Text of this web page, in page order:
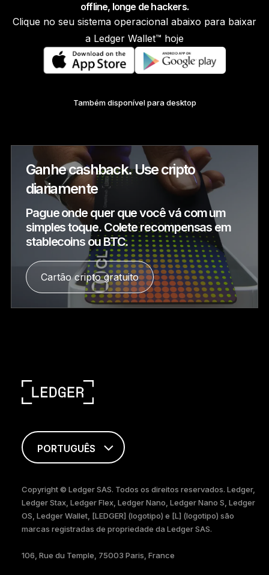
Acessórios
Soluções de Recuperação
Ver todos os produtos
Ledger
offline, longe de hackers.
Clique no seu sistema operacional abaixo para baixar
a Ledger Wallet™ hoje
Também disponível para desktop
Ganhe cashback. Use cripto
diariamente
Pague onde quer que você vá com um
simples toque. Colete recompensas em
stablecoins ou BTC.
Cartão cripto gratuito
PORTUGUÊS
FRANÇAIS
TÜRKÇE
DEUTSCH
Copyright © Ledger SAS. Todos os direitos reservados. Ledger,
Ledger Stax, Ledger Flex, Ledger Nano, Ledger Nano S, Ledger
OS, Ledger Wallet, [LEDGER] (logotipo) e [L] (logotipo) são
marcas registradas de propriedade da Ledger SAS.
106, Rue du Temple, 75003 Paris, France